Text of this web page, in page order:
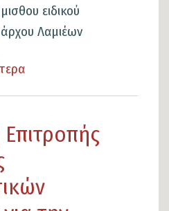
8-
5-
στα
των
τραπεζικών
εταιριών
ειδικού
Λαμιέων
ορισμού
άμισθου
ειδικού
Συμβούλου,